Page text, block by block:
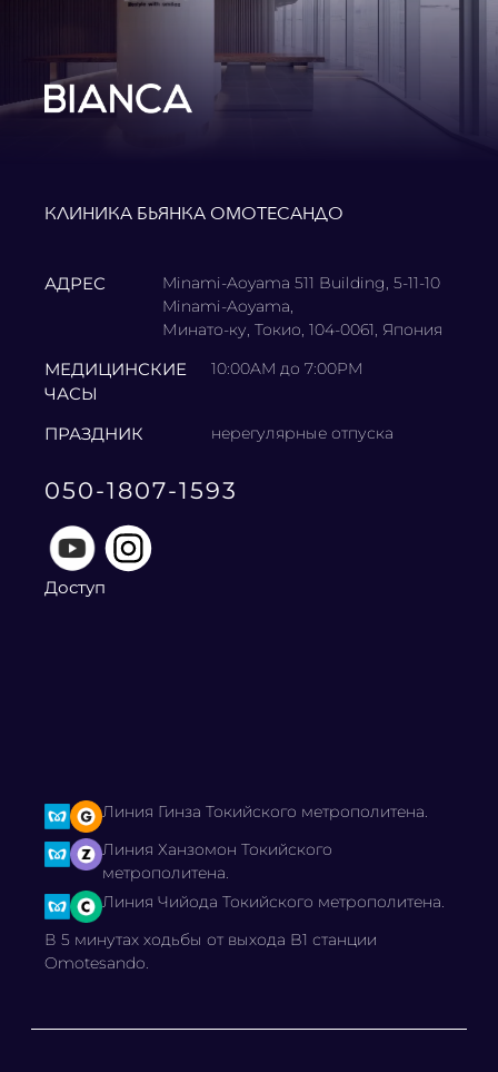
КЛИНИКА БЬЯНКА ОМОТЕСАНДО
АДРЕС
Minami-Aoyama 511 Building, 5-11-10
Minami-Aoyama,
Минато-ку, Токио, 104-0061, Япония
МЕДИЦИНСКИЕ
ЧАСЫ
10:00AM до 7:00PM
ПРАЗДНИК нерегулярные отпуска
050-1807-1593
Доступ
Линия Гинза Токийского метрополитена.
Линия Ханзомон Токийского
метрополитена.
Линия Чийода Токийского метрополитена.
В 5 минутах ходьбы от выхода B1 станции
Omotesando.